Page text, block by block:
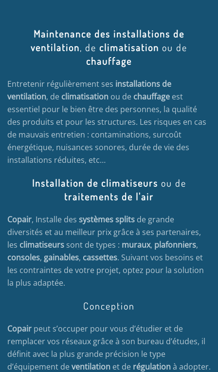
Maintenance des installations de
ventilation, de climatisation ou de
chauffage
Entretenir régulièrement ses installations de
ventilation, de climatisation ou de chauffage est
essentiel pour le bien être des personnes, la qualité
des produits et pour les structures. Les risques en cas
de mauvais entretien : contaminations, surcoût
énergétique, nuisances sonores, durée de vie des
installations réduites, etc…
Installation de climatiseurs ou de
traitements de l'air
Copair, Installe des systèmes splits de grande
diversités et au meilleur prix grâce à ses partenaires,
les climatiseurs sont de types : muraux, plafonniers,
consoles, gainables, cassettes. Suivant vos besoins et
les contraintes de votre projet, optez pour la solution
la plus adaptée.
Conception
Copair peut s’occuper pour vous d’étudier et de
remplacer vos réseaux grâce à son bureau d’études, il
définit avec la plus grande précision le type
d’équipement deventilation et de régulationà adopter.